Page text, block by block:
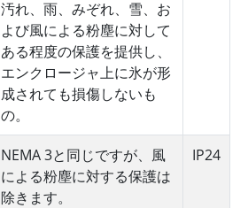
汚れ、雨、みぞれ、雪、お
よび風による粉塵に対して
ある程度の保護を提供し、
エンクロージャ上に氷が形
成されても損傷しないも
の。
NEMA 3と同じですが、風
による粉塵に対する保護は
除きます。
IP24